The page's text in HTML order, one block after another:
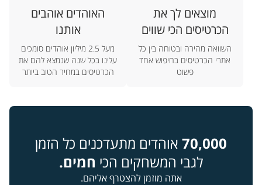
מוצאים לך את
הכרטיסים הכי שווים
השוואה מהירה ובטוחה בין כל
אתרי הכרטיסים בחיפוש אחד
פשוט
האוהדים אוהבים
אותנו
מעל 2.5 מיליון אוהדים סומכים
עלינו בכל שנה שנמצא להם את
הכרטיסים במחיר הטוב ביותר
70,000 אוהדים מתעדכנים כל הזמן
לגבי המשחקים הכי חמים.
אתה מוזמן להצטרף אליהם.